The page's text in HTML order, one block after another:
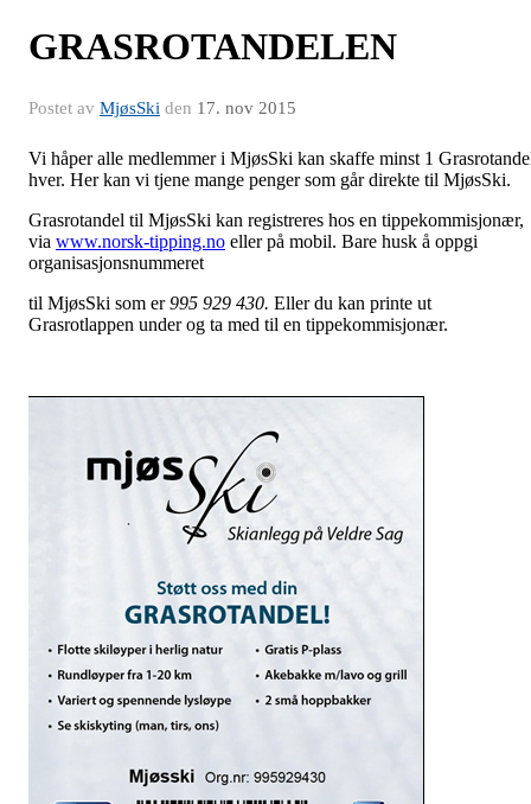
GRASROTANDELEN
Postet av MjøsSki den 17. nov 2015
Vi håper alle medlemmer i MjøsSki kan skaffe minst 1
hver. Her kan vi tjene mange penger som går direkte til MjøsSki.
Grasrotandel til MjøsSki kan registreres hos en tippekommisjonær,
via www.norsk-tipping.no eller på mobil. Bare husk å oppgi
organisasjonsnummeret
til MjøsSki som er995 929 430. Eller du kan printe ut
Grasrotlappen under og ta med til en tippekommisjonær.